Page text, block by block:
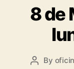
8 de
Post
By